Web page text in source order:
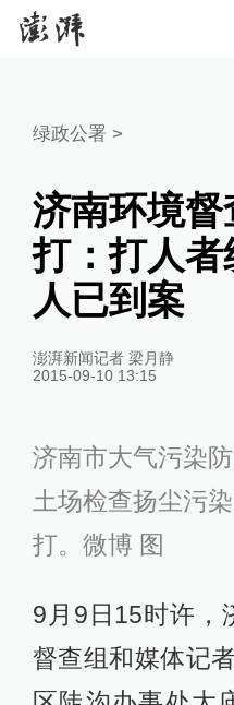
绿政公署 >
济南环境
打：打人
人已到案
澎湃新闻记者 梁月静
2015-09-10 13:15
济南市大气污染
土场检查扬尘污
打。微博 图
9月9日15时许，
督查组和媒体记